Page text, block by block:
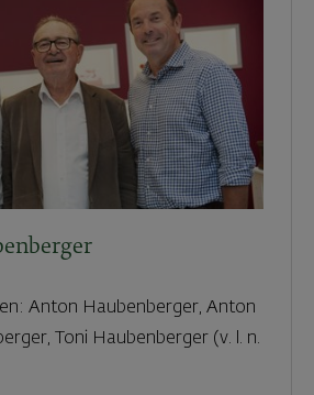
Anton Haubenberger, Anton
Toni Haubenberger (v. l. n.